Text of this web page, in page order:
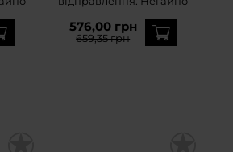
576,00 грн
659,35 грн